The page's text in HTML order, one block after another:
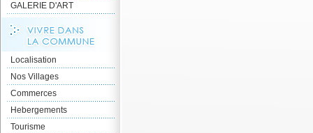
GALERIE D'ART
Localisation
Nos Villages
Commerces
Hebergements
Tourisme